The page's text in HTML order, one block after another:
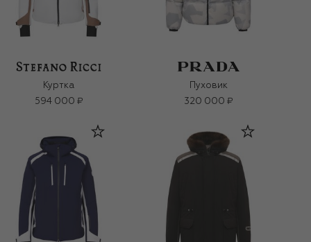
Куртка
594 000 ₽
Пуховик
320 000 ₽